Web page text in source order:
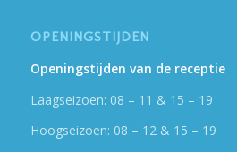
OPENINGSTIJDEN
Openingstijden van de receptie
Laagseizoen: 08 – 11 & 15 – 19
Hoogseizoen: 08 – 12 & 15 – 19